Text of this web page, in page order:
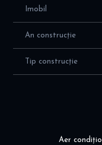
- 600 m - 9 min de
Sportissimo, etc)
- 1,2 km, 16 min de
Alina Dinoiu
Imobil
An construcție
Tip construcție
Aer